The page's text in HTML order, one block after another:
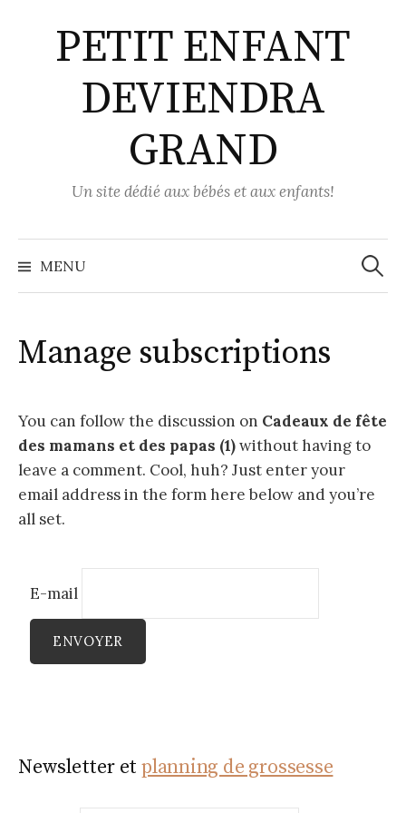
contenuPETIT ENFANT
DEVIENDRA
GRAND
Un site dédié aux bébés et aux enfants!
MENU
Manage subscriptions
You can follow the discussion on Cadeaux de fête
des mamans et des papas (1)without having to
leave a comment. Cool, huh? Just enter your
email address in the form here below and you’re
all set.
E-mail
Newsletter et planning de grossesse